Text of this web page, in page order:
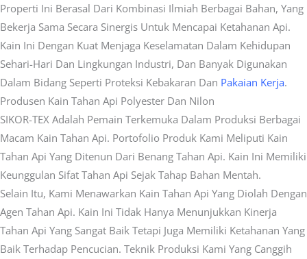
Properti Ini Berasal Dari Kombinasi Ilmiah Berbagai Bahan, Yang
Bekerja Sama Secara Sinergis Untuk Mencapai Ketahanan Api.
Kain Ini Dengan Kuat Menjaga Keselamatan Dalam Kehidupan
Sehari-Hari Dan Lingkungan Industri, Dan Banyak Digunakan
Dalam Bidang Seperti Proteksi Kebakaran Dan Pakaian Kerja.
Produsen Kain Tahan Api Polyester Dan Nilon
SIKOR-TEX Adalah Pemain Terkemuka Dalam Produksi Berbagai
Macam Kain Tahan Api. Portofolio Produk Kami Meliputi Kain
Tahan Api Yang Ditenun Dari Benang Tahan Api. Kain Ini Memiliki
Keunggulan Sifat Tahan Api Sejak Tahap Bahan Mentah.
Selain Itu, Kami Menawarkan Kain Tahan Api Yang Diolah Dengan
Agen Tahan Api. Kain Ini Tidak Hanya Menunjukkan Kinerja
Tahan Api Yang Sangat Baik Tetapi Juga Memiliki Ketahanan Yang
Baik Terhadap Pencucian. Teknik Produksi Kami Yang Canggih